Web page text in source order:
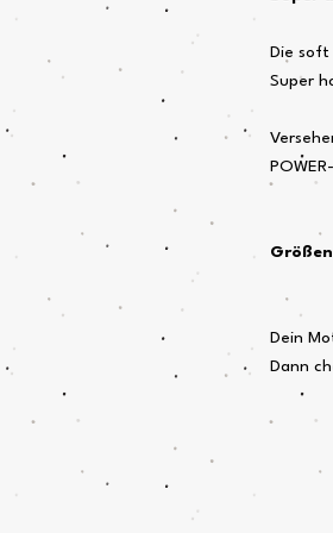
Die
Super
Dein
Dann